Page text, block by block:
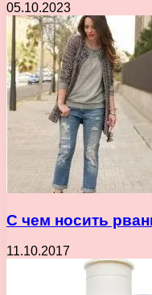
05.10.2023
С чем носить
11.10.2017